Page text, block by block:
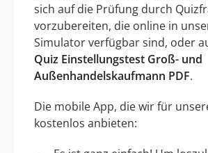
sich auf die Prüfung durch
vorzubereiten, die online in
Simulator verfügbar sind, oder
Quiz Einstellungstest Groß- und
Außenhandelskaufmann PDF.
Die mobile App, die wir für
kostenlos anbieten: